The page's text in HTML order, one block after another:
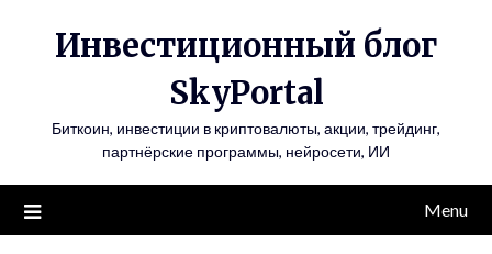
Инвестиционный блог
SkyPortal
Биткоин, инвестиции в криптовалюты, акции, трейдинг,
партнёрские программы, нейросети, ИИ
Menu